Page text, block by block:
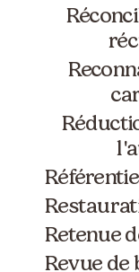
Retenue
Revue de